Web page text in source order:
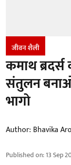
जीवन शैली
कमाथ
संतुलन
भागो
Author: Bhavika
Published on:13 Sep